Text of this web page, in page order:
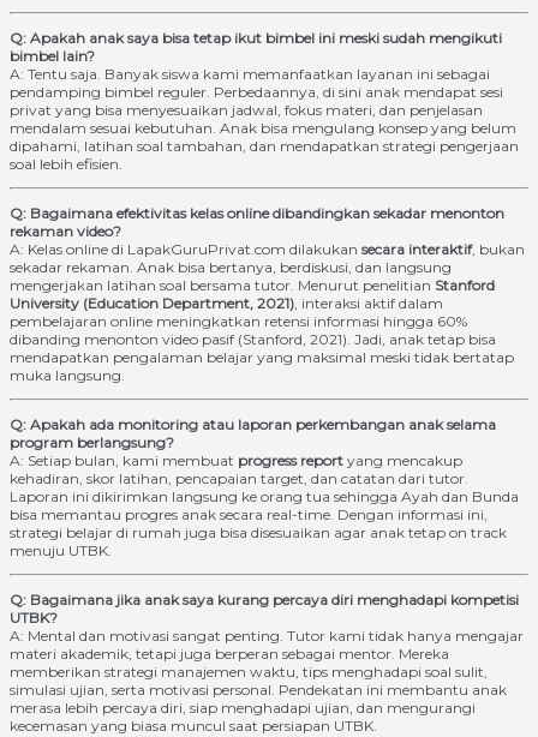
Q: Apakah anak saya bisa tetap ikut bimbel ini meski sudah mengikuti
bimbel lain?
A: Tentu saja. Banyak siswa kami memanfaatkan layanan ini sebagai
pendamping bimbel reguler. Perbedaannya, di sini anak mendapat sesi
privat yang bisa menyesuaikan jadwal, fokus materi, dan penjelasan
mendalam sesuai kebutuhan. Anak bisa mengulang konsep yang belum
dipahami, latihan soal tambahan, dan mendapatkan strategi pengerjaan
soal lebih efisien.
Q: Bagaimana efektivitas kelas online dibandingkan sekadar menonton
rekaman video?
A: Kelas online di LapakGuruPrivat.com dilakukan secara interaktif, bukan
sekadar rekaman. Anak bisa bertanya, berdiskusi, dan langsung
mengerjakan latihan soal bersama tutor. Menurut penelitian Stanford
University (Education Department, 2021), interaksi aktif dalam
pembelajaran online meningkatkan retensi informasi hingga 60%
dibanding menonton video pasif (Stanford, 2021). Jadi, anak tetap bisa
mendapatkan pengalaman belajar yang maksimal meski tidak bertatap
muka langsung.
Q: Apakah ada monitoring atau laporan perkembangan anak selama
program berlangsung?
A: Setiap bulan, kami membuat progress report yang mencakup
kehadiran, skor latihan, pencapaian target, dan catatan dari tutor.
Laporan ini dikirimkan langsung ke orang tua sehingga Ayah dan Bunda
bisa memantau progres anak secara real-time. Dengan informasi ini,
strategi belajar di rumah juga bisa disesuaikan agar anak tetap on track
menuju UTBK.
Q: Bagaimana jika anak saya kurang percaya diri menghadapi kompetisi
UTBK?
A: Mental dan motivasi sangat penting. Tutor kami tidak hanya mengajar
materi akademik, tetapi juga berperan sebagai mentor. Mereka
memberikan strategi manajemen waktu, tips menghadapi soal sulit,
simulasi ujian, serta motivasi personal. Pendekatan ini membantu anak
merasa lebih percaya diri, siap menghadapi ujian, dan mengurangi
kecemasan yang biasa muncul saat persiapan UTBK.